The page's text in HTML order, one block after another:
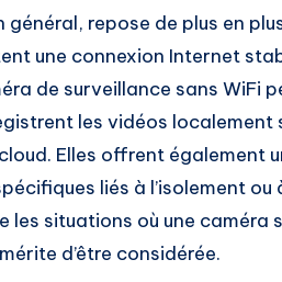
général, repose de plus en
une connexion Internet
de surveillance sans WiFi
les vidéos localement
Elles offrent également
liés à l’isolement
les situations où une caméra
d’être considérée.